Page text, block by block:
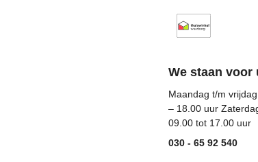
Thuiswinkel
We staan voor
Maandag t/m
– 18.00 uur
09.00 tot 17.00 uur
030 - 65 92 540